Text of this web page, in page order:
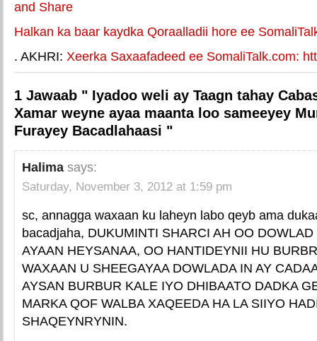
Halkan ka baar kaydka Qoraalladii hore ee
. AKHRI: Xeerka Saxaafadeed ee SomaliTalk.com:
1 Jawaab " Iyadoo weli ay Taagn tahay
Xamar weyne ayaa maanta loo sameeyey
Furayey Bacadlahaasi "
Halima says:
Saturday, November 3, 2012 at 1:59 pm
sc, annagga waxaan ku laheyn labo qeyb ama
bacadjaha, DUKUMINTI SHARCI AH OO
AYAAN HEYSANAA, OO HANTIDEYNII HU
WAXAAN U SHEEGAYAA DOWLADA IN AY
AYSAN BURBUR KALE IYO DHIBAATO DADKA
MARKA QOF WALBA XAQEEDA HA LA SIIYO
SHAQEYNRYNIN.